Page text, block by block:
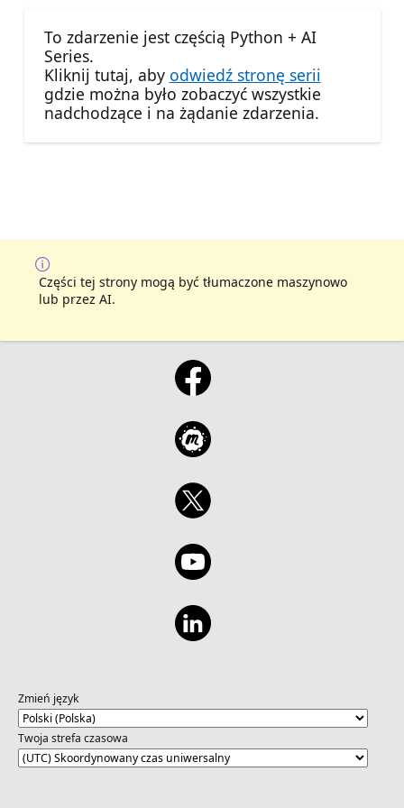
To zdarzenie jest częścią Python + AI
Series.
Kliknij tutaj, aby odwiedź stronę serii
gdzie można było zobaczyć wszystkie
nadchodzące i na żądanie zdarzenia.
Części tej strony mogą być tłumaczone maszynowo
lub przez AI.
Zmień język
Twoja strefa czasowa